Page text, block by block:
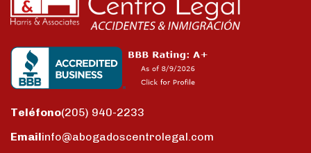
Teléfono(205) 940-2233
Emailinfo@abogadoscentrolegal.com